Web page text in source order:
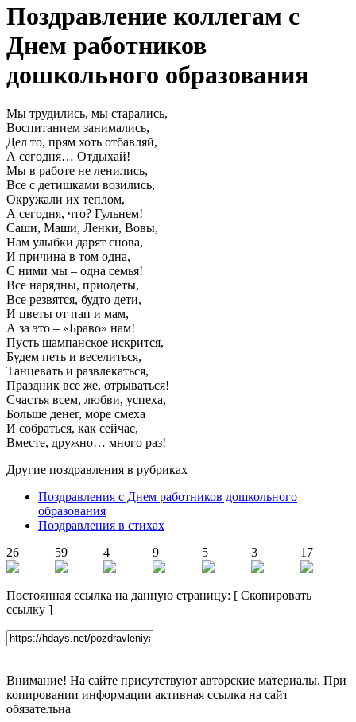
Поздравление коллегам с
Днем работников
дошкольного образования
Мы трудились, мы старались,
Воспитанием занимались,
Дел то, прям хоть отбавляй,
А сегодня… Отдыхай!
Мы в работе не ленились,
Все с детишками возились,
Окружали их теплом,
А сегодня, что? Гульнем!
Саши, Маши, Ленки, Вовы,
Нам улыбки дарят снова,
И причина в том одна,
С ними мы – одна семья!
Все нарядны, приодеты,
Все резвятся, будто дети,
И цветы от пап и мам,
А за это – «Браво» нам!
Пусть шампанское искрится,
Будем петь и веселиться,
Танцевать и развлекаться,
Праздник все же, отрываться!
Счастья всем, любви, успеха,
Больше денег, море смеха
И собраться, как сейчас,
Вместе, дружно… много раз!
Другие поздравления в рубриках
Поздравления с Днем работников дошкольного
образования
Поздравления в стихах
26
59 4 9 5 3 17
Постоянная ссылка на данную страницу: [ Скопировать
ссылку ]
Внимание! На сайте присутствуют авторские материалы. При
копировании информации активная ссылка на сайт
обязательна